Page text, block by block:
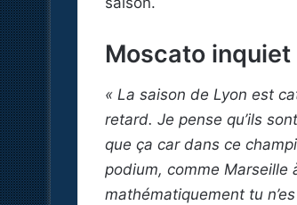
Moscato inquiet
« La saison de Lyon est
retard. Je pense qu’ils
que ça car dans ce
podium, comme Marseille
mathématiquement tu